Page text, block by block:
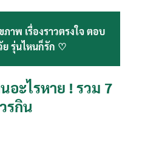
าพ เรื่องราวตรงใจ ตอบ
ย รุ่นไหนก็รัก ♡
อะไรหาย ! รวม 7
รกิน